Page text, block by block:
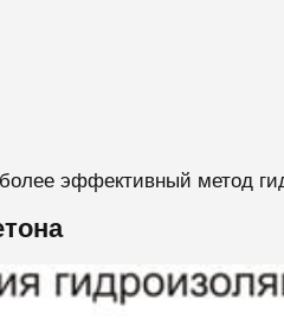
эффективный метод